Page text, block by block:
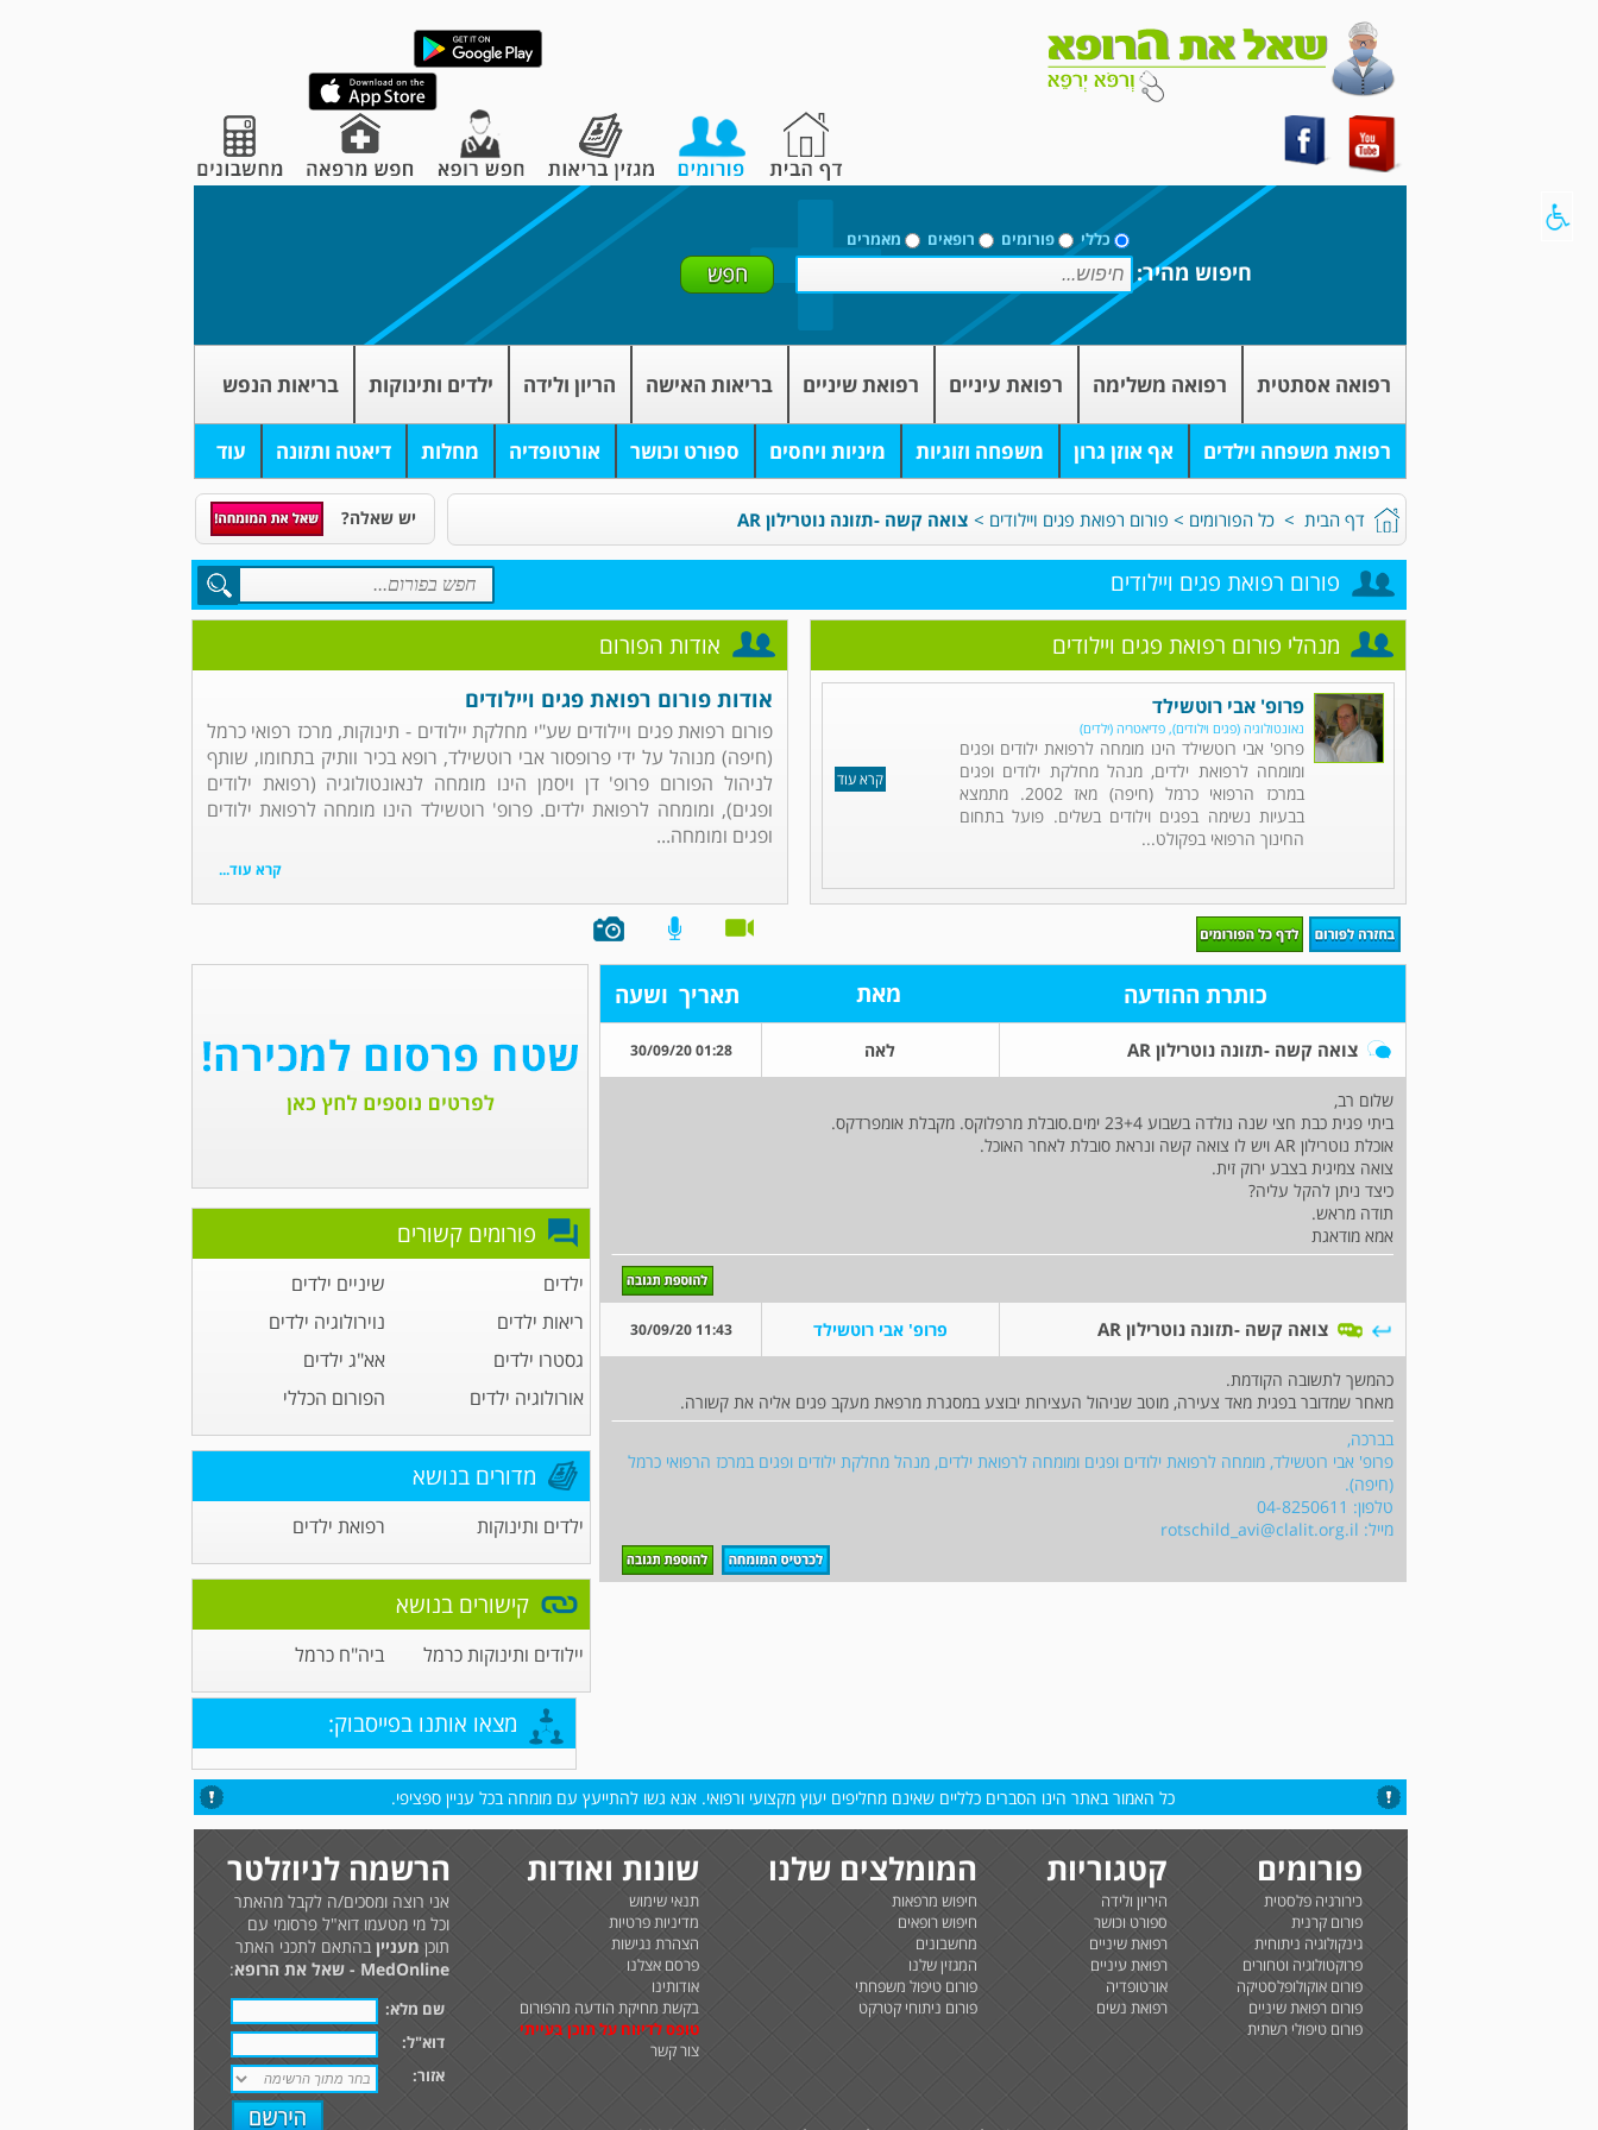
כללי פורומים רופאים מאמרים
חיפוש מהיר:
רפואה אסתטית רפואה משלימה רפואת עיניים רפואת שיניים בריאות האישה הריון ולידה ילדים ותינוקות בריאות הנפש
רפואת משפחה וילדים אף אוזן גרון משפחה וזוגיות מיניות ויחסים ספורט וכושר אורטופדיה מחלות דיאטה ותזונה עוד
דף הבית > כל הפורומים > פורום רפואת פגים ויילודים > צואה קשה -תזונה נוטרילון AR יש שאלה?
פורום רפואת פגים ויילודים
אודות הפורום
אודות פורום רפואת פגים ויילודים
פורום רפואת פגים ויילודים שע"י מחלקת יילודים - תינוקות, מרכז רפואי כרמל
(חיפה) מנוהל על ידי פרופסור אבי רוטשילד, רופא בכיר וותיק בתחומו, שותף
לניהול הפורום פרופ' דן ויסמן הינו מומחה לנאונטולוגיה (רפואת ילודים
ופגים), ומומחה לרפואת ילדים. פרופ' רוטשילד הינו מומחה לרפואת ילודים
ופגים ומומחה...
קרא עוד...
מנהלי פורום רפואת פגים ויילודים
קרא עוד
פרופ' אבי רוטשילד
נאונטולוגיה (פגים וילודים), פדיאטריה (ילדים)
פרופ' אבי רוטשילד הינו מומחה לרפואת ילודים ופגים
ומומחה לרפואת ילדים, מנהל מחלקת ילודים ופגים
במרכז הרפואי כרמל (חיפה) מאז 2002. מתמצא
בבעיות נשימה בפגים וילודים בשלים. פועל בתחום
החינוך הרפואי בפקולט...
כותרת ההודעה מאת תאריך ושעה
צואה קשה -תזונה נוטרילון AR לאה 01:28 30/09/20
שלום רב,
ביתי פגית כבת חצי שנה נולדה בשבוע 23+4 ימים.סובלת מרפלוקס. מקבלת אומפרדקס.
אוכלת נוטרילון AR ויש לו צואה קשה ונראת סובלת לאחר האוכל.
צואה צמיגית בצבע ירוק זית.
כיצד ניתן להקל עליה?
תודה מראש.
אמא מודאגת
צואה קשה -תזונה נוטרילון AR פרופ' אבי רוטשילד 11:43 30/09/20
כהמשך לתשובה הקודמת.
מאחר שמדובר בפגית מאד צעירה, מוטב שניהול העצירות יבוצע במסגרת מרפאת מעקב פגים אליה את קשורה.
בברכה,
פרופ' אבי רוטשילד, מומחה לרפואת ילודים ופגים ומומחה לרפואת ילדים, מנהל מחלקת ילודים ופגים במרכז הרפואי כרמל
(חיפה).
טלפון: 04-8250611
מייל: rotschild_avi@clalit.org.il
פורומים קשורים
ילדים
שיניים ילדים
ריאות ילדים
נוירולוגיה ילדים
גסטרו ילדים
אא"ג ילדים
אורולוגיה ילדים
הפורום הכללי
מדורים בנושא
ילדים ותינוקות רפואת ילדים
קישורים בנושא
יילודים ותינוקות כרמל ביה"ח כרמל
מצאו אותנו בפייסבוק:
כל האמור באתר הינו הסברים כלליים שאינם מחליפים יעוץ מקצועי ורפואי. אנא גשו להתייעץ עם מומחה בכל עניין ספציפי.
פורומים
כירורגיה פלסטית
פורום קרנית
גינקולוגיה ניתוחית
פרוקטולוגיה וטחורים
פורום אוקולופלסטיקה
פורום רפואת שיניים
פורום טיפולי רשתית
קטגוריות
היריון ולידה
ספורט וכושר
רפואת שיניים
רפואת עיניים
אורטופדיה
רפואת נשים
המומלצים שלנו
חיפוש מרפאות
חיפוש רופאים
מחשבונים
המגזין שלנו
פורום טיפול משפחתי
פורום ניתוחי קטרקט
שונות ואודות
תנאי שימוש
מדיניות פרטיות
הצהרת נגישות
פרסם אצלנו
אודותינו
בקשת מחיקת הודעה מהפורום
טופס לדיווח על תוכן בעייתי
צור קשר
הרשמה לניוזלטר
אני רוצה ומסכים/ה לקבל מהאתר
וכל מי מטעמו דוא"ל פרסומי עם
תוכן מענייןבהתאם לתכני האתר
MedOnline - שאל את הרופא
:
שם מלא:
דוא"ל:
אזור: